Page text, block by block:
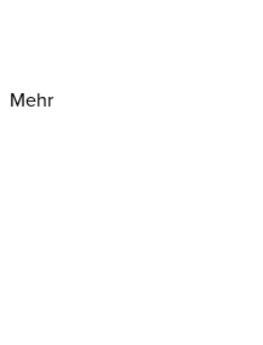
Mehr